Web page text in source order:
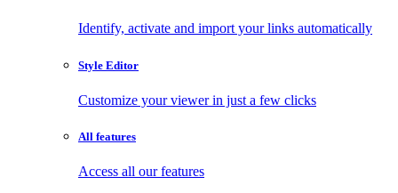
Identify, activate and import your links automatically
Style Editor
Customize your viewer in just a few clicks
All features
Access all our features